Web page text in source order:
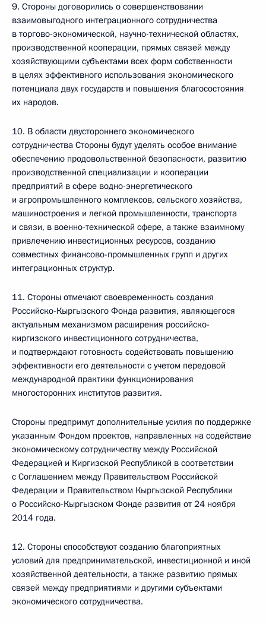
9. Стороны договорились о совершенствовании
взаимовыгодного интеграционного сотрудничества
в торгово-экономической, научно-технической областях,
производственной кооперации, прямых связей между
хозяйствующими субъектами всех форм собственности
в целях эффективного использования экономического
потенциала двух государств и повышения благосостояния
их народов.
10. В области двустороннего экономического
сотрудничества Стороны будут уделять особое внимание
обеспечению продовольственной безопасности, развитию
производственной специализации и кооперации
предприятий в сфере водно-энергетического
и агропромышленного комплексов, сельского хозяйства,
машиностроения и легкой промышленности, транспорта
и связи, в военно-технической сфере, а также взаимному
привлечению инвестиционных ресурсов, созданию
совместных финансово-промышленных групп и других
интеграционных структур.
11. Стороны отмечают своевременность создания
Российско-Кыргызского Фонда развития, являющегося
актуальным механизмом расширения российско-
киргизского инвестиционного сотрудничества,
и подтверждают готовность содействовать повышению
эффективности его деятельности с учетом передовой
международной практики функционирования
многосторонних институтов развития.
Стороны предпримут дополнительные усилия по поддержке
указанным Фондом проектов, направленных на содействие
экономическому сотрудничеству между Российской
Федерацией и Киргизской Республикой в соответствии
с Соглашением между Правительством Российской
Федерации и Правительством Кыргызской Республики
о Российско-Кыргызском Фонде развития от 24 ноября
2014 года.
12. Стороны способствуют созданию благоприятных
условий для предпринимательской, инвестиционной и иной
хозяйственной деятельности, а также развитию прямых
связей между предприятиями и другими субъектами
экономического сотрудничества.